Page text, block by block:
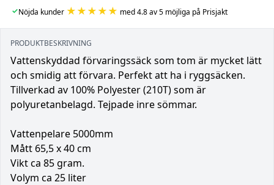
✓Nöjda kunder ★★★★★ med 4.8 av 5 möjliga på Prisjakt
PRODUKTBESKRIVNING
Vattenskyddad förvaringssäck som tom är mycket lätt
och smidig att förvara. Perfekt att ha i ryggsäcken.
Tillverkad av 100% Polyester (210T) som är
polyuretanbelagd. Tejpade inre sömmar.
Vattenpelare 5000mm
Mått 65,5 x 40 cm
Vikt ca 85 gram.
Volym ca 25 liter